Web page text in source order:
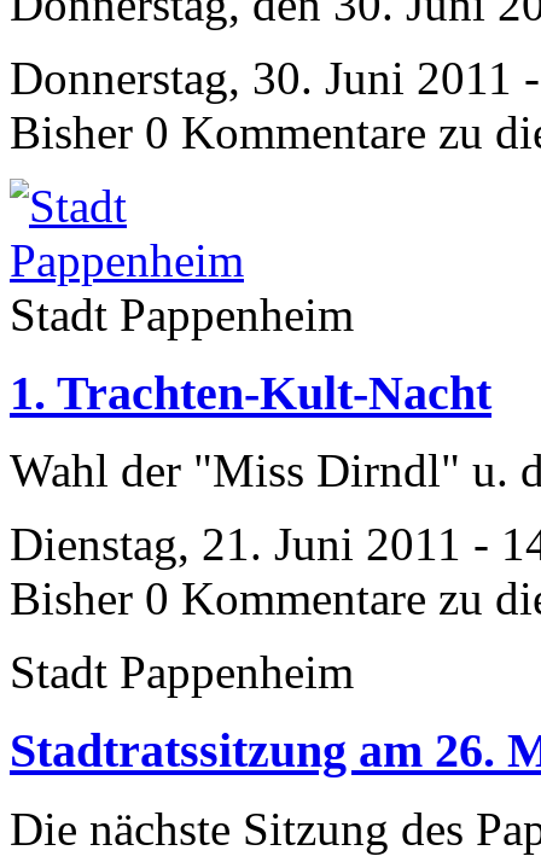
Donnerstag, 30. Juni 2011
Bisher 0 Kommentare zu
Stadt Pappenheim
1. Trachten-Kult-Nacht
Wahl der "Miss Dirndl" u.
Dienstag, 21. Juni 2011 -
Bisher 0 Kommentare zu
Stadt Pappenheim
Stadtratssitzung am 26.
Die nächste Sitzung des